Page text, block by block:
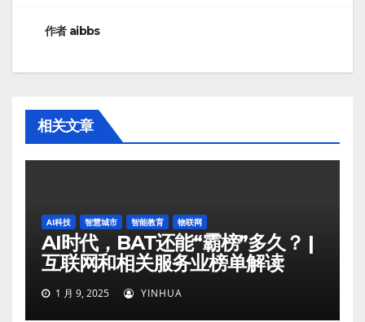
航
作者 aibbs
相关文章
AI科技 智慧城市 智能教育 物联网
AI时代，BAT还能“霸榜”多久？ |
互联网和相关服务业榜单解读
1 月 9, 2025 YINHUA